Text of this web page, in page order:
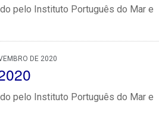
pelo Instituto Português do Mar e
DE 2020
pelo Instituto Português do Mar e